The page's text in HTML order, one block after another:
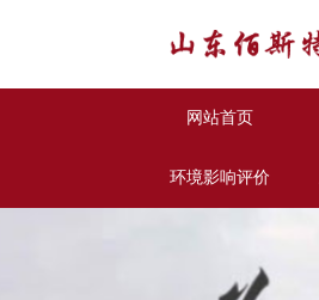
网站首页
环境影响评价